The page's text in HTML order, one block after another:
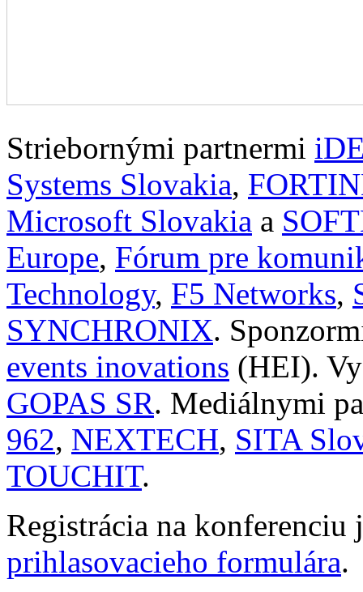
Striebornými partnermi
Systems Slovakia,
Microsoft Slovakia a
Europe, Fórum pre
Technology, F5 Networks,
SYNCHRONIX.
events inovations (HEI).
GOPAS SR. Mediálnymi
962, NEXTECH, SITA
TOUCHIT.
Registrácia na
prihlasovacieho formulára.